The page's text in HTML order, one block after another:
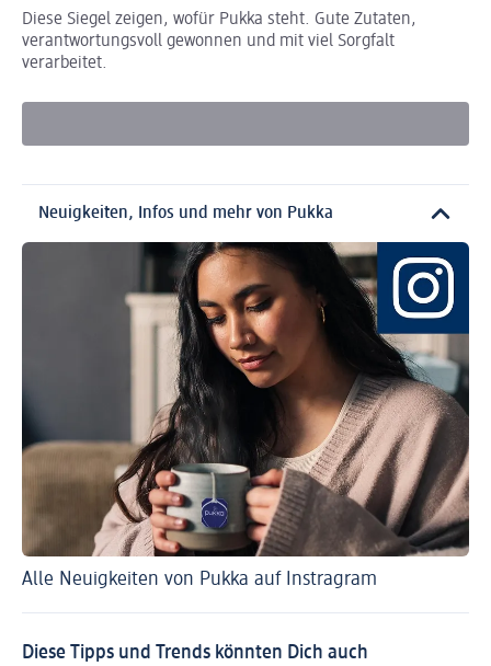
Diese Siegel zeigen, wofür Pukka steht. Gute Zutaten,
verantwortungsvoll gewonnen und mit viel Sorgfalt
verarbeitet.
Neuigkeiten, Infos und mehr von Pukka
Alle Neuigkeiten von Pukka auf Instragram
Diese Tipps und Trends könnten Dich auch